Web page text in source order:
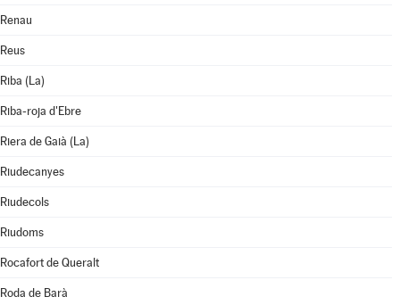
Renau
Reus
Riba (La)
Riba-roja d'Ebre
Riera de Gaià (La)
Riudecanyes
Riudecols
Riudoms
Rocafort de Queralt
Roda de Barà